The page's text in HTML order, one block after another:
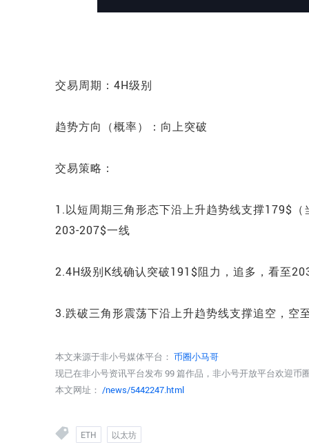
交易周期：4H级别
趋势方向（概率）：向上突破
交易策略：
1.以短周期三角形态下沿上升趋势线支撑179$
203-207$一线
2.4H级别K线确认突破191$阻力，追多，看至
3.跌破三角形震荡下沿上升趋势线支撑追空，空
本文来源于非小号媒体平台： 币圈小马哥
现已在非小号资讯平台发布 99 篇作品，非小号开放平台欢迎币
本文网址： /news/5442247.html
ETH 以太坊